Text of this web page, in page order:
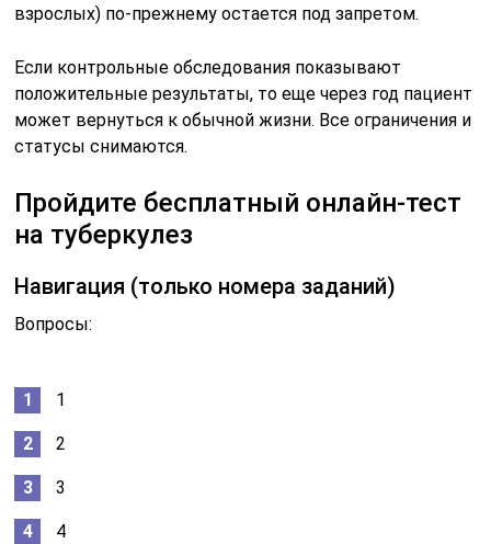
взрослых) по-прежнему остается под запретом.
Если контрольные обследования показывают
положительные результаты, то еще через год пациент
может вернуться к обычной жизни. Все ограничения и
статусы снимаются.
Пройдите бесплатный онлайн-тест
на туберкулез
Навигация (только номера заданий)
Вопросы:
1
2
3
4